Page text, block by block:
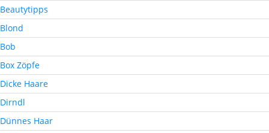
Beautytipps
Blond
Bob
Box Zöpfe
Dicke Haare
Dirndl
Dünnes Haar